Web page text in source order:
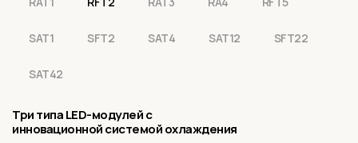
SAT1 SFT2 SAT4 SAT12 SFT22
SAT42
Три типа LED-модулей с
инновационной системой охлаждения